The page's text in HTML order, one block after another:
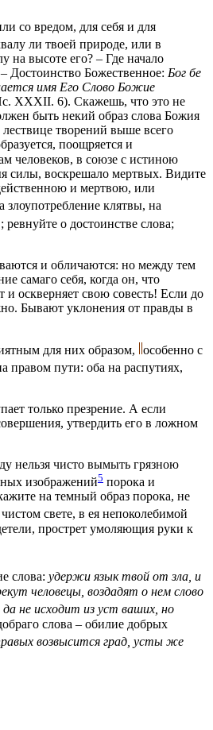
со вредом, для себя и для
ли твоей природе, или в
на высоте его? – Где начало
Достоинство Божественное: Бог бе
имя Его Слово Божие
XXXII. 6). Скажешь, что это не
быть некий образ слова Божия
творений выше всего
поощряется и
человеков, в союзе с истиною
силы, воскрешало мертвых. Видите
и мертвою, или
злоупотребление клятвы, на
о достоинстве слова;
и обличаются: но между тем
самаго себя, когда он, что
и оскверняет свою совесть! Если до
Бывают уклонения от правды в
для них образом,
особенно с
правом пути: оба на распутиях,
только презрение. А если
утвердить его в ложном
нельзя чисто вымыть грязною
изображений5 порока и
на темный образ порока, не
свете, в ея непоколебимой
прострет умоляющия руки к
слова: удержи язык твой от зла, и
человецы, воздадят о нем слово
да не исходит из уст ваших, но
слова – обилие добрых
возвысится град, усты же